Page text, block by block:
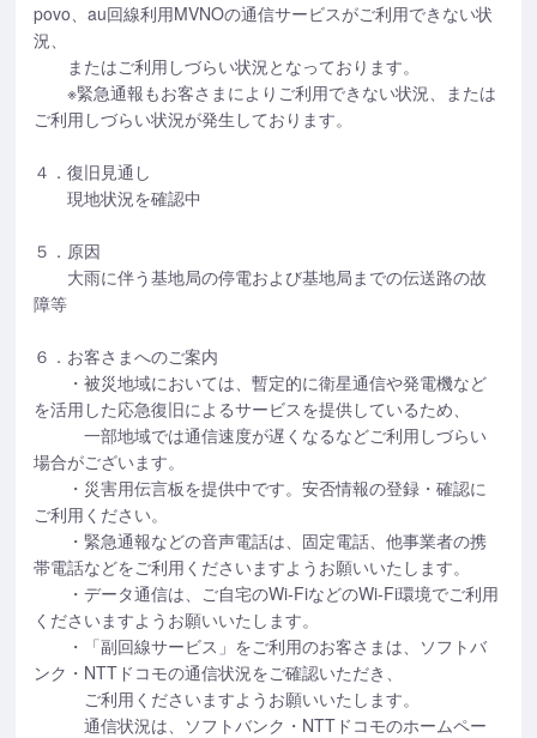
povo、au回線利用MVNOの通信サービスがご利用できない状
況、
またはご利用しづらい状況となっております。
※緊急通報もお客さまによりご利用できない状況、または
ご利用しづらい状況が発生しております。
４．復旧見通し
現地状況を確認中
５．原因
大雨に伴う基地局の停電および基地局までの伝送路の故
障等
６．お客さまへのご案内
・被災地域においては、暫定的に衛星通信や発電機など
を活用した応急復旧によるサービスを提供しているため、
一部地域では通信速度が遅くなるなどご利用しづらい
場合がございます。
・災害用伝言板を提供中です。安否情報の登録・確認に
ご利用ください。
・緊急通報などの音声電話は、固定電話、他事業者の携
帯電話などをご利用くださいますようお願いいたします。
・データ通信は、ご自宅のWi-FiなどのWi-Fi環境でご利用
くださいますようお願いいたします。
・「副回線サービス」をご利用のお客さまは、ソフトバ
ンク・NTTドコモの通信状況をご確認いただき、
ご利用くださいますようお願いいたします。
通信状況は、ソフトバンク・NTTドコモのホームペー